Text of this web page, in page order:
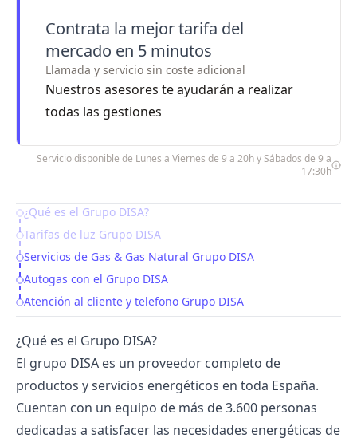
Contrata la mejor tarifa del
mercado en 5 minutos
Llamada y servicio sin coste adicional
Nuestros asesores te ayudarán a realizar
todas las gestiones
Servicio disponible de Lunes a Viernes de 9 a 20h y Sábados de 9 a
17:30h
Table of Contents
¿Qué es el Grupo DISA?
Tarifas de luz Grupo DISA
Servicios de Gas & Gas Natural Grupo DISA
Autogas con el Grupo DISA
Atención al cliente y telefono Grupo DISA
¿Qué es el Grupo DISA?
El grupo DISA es un proveedor completo de
productos y servicios energéticos en toda España.
Cuentan con un equipo de más de 3.600 personas
dedicadas a satisfacer las necesidades energéticas de